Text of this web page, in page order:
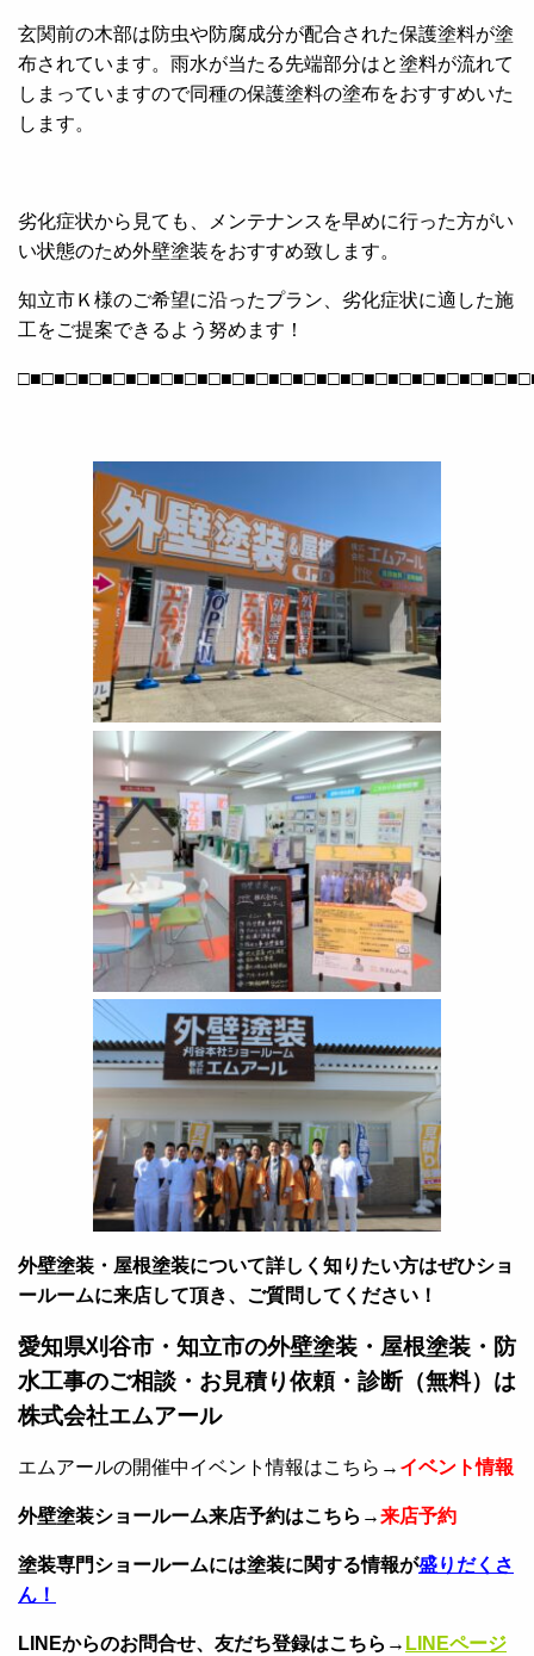
玄関前の木部は防虫や防腐成分が配合された保護塗料が塗
布されています。雨水が当たる先端部分はと塗料が流れて
しまっていますので同種の保護塗料の塗布をおすすめいた
します。
劣化症状から見ても、メンテナンスを早めに行った方がい
い状態のため外壁塗装をおすすめ致します。
知立市Ｋ様のご希望に沿ったプラン、劣化症状に適した施
工をご提案できるよう努めます！
外壁塗装・屋根塗装について詳しく知りたい方はぜひショ
ールームに来店して頂き、ご質問してください！
愛知県刈谷市・知立市の外壁塗装・屋根塗装・防
水工事のご相談・お見積り依頼・診断（無料）は
株式会社エムアール
エムアールの開催中イベント情報はこちら→ イベント情報
外壁塗装ショールーム来店予約はこちら→来店予約
塗装専門ショールームには塗装に関する情報が盛りだくさ
ん！
LINEからのお問合せ、友だち登録はこちら→ LINEページ